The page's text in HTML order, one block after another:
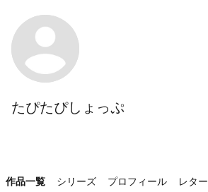
たぴたぴしょっぷ
作品一覧 シリーズ プロフィール レター